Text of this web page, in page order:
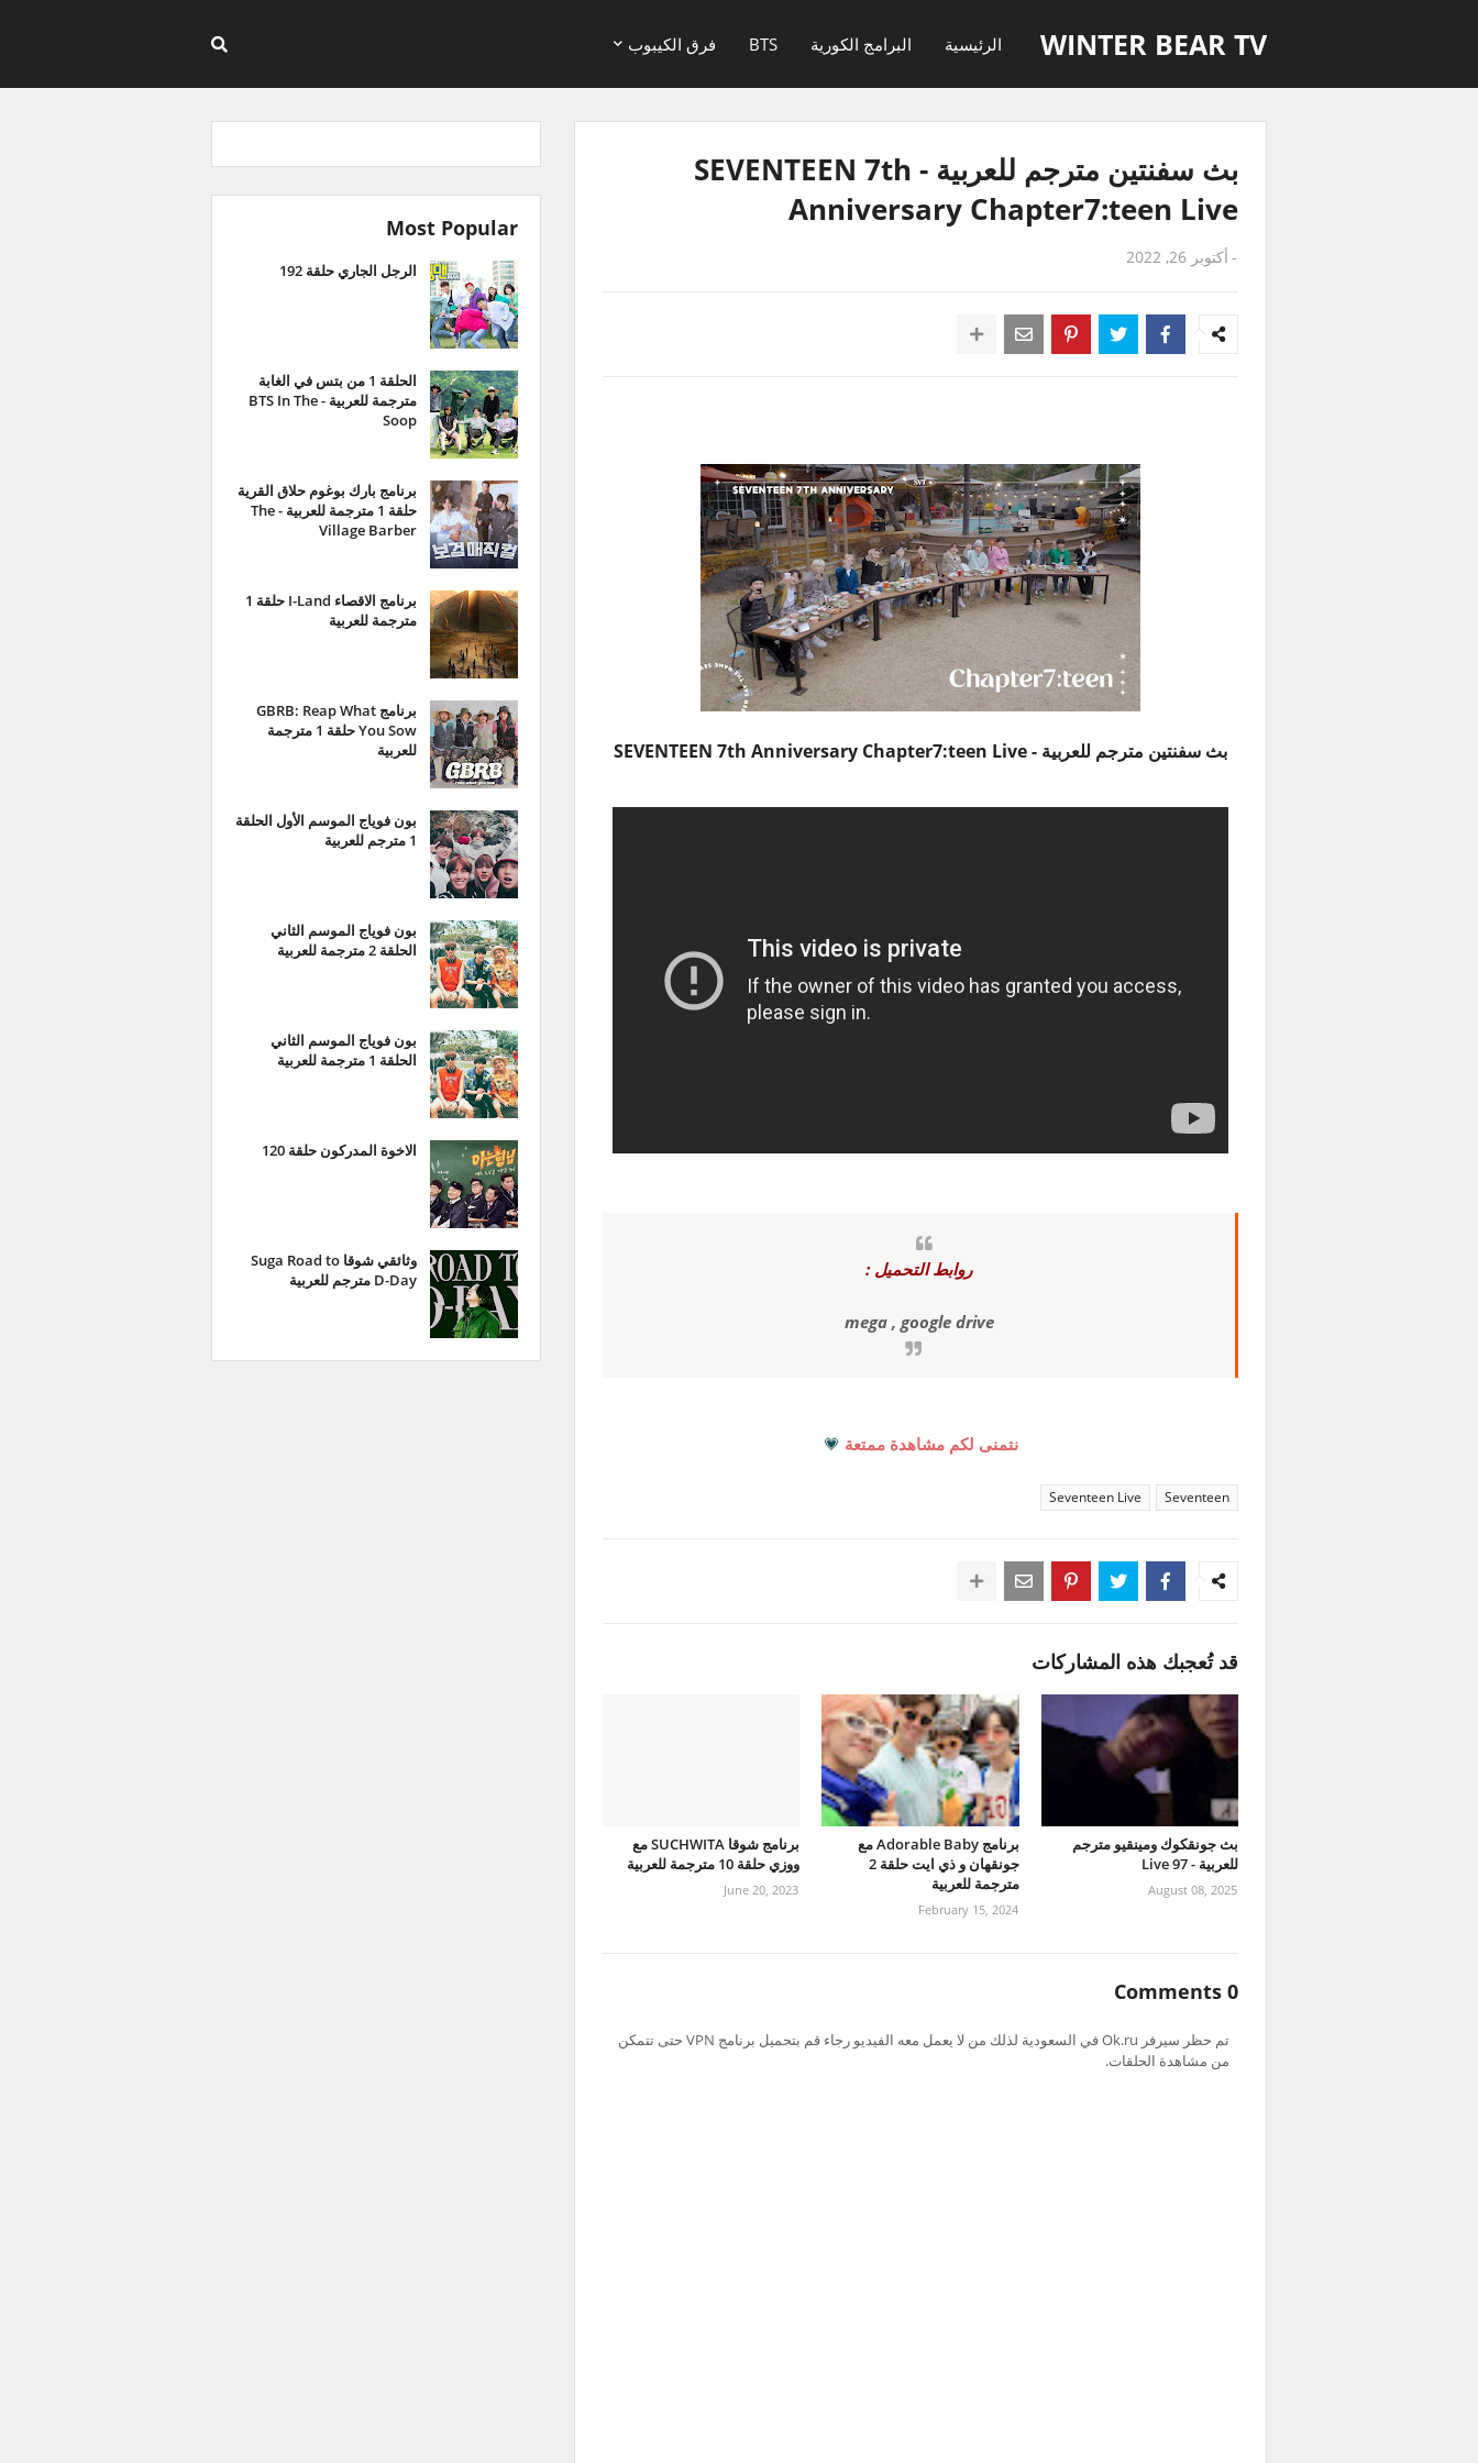
WINTER BEAR TV الرئيسية البرامج الكورية BTS فرق الكيبوب
بث سفنتين مترجم للعربية - SEVENTEEN 7th
Anniversary Chapter7:teen Live
- أكتوبر 26, 2022
بث سفنتين مترجم للعربية - SEVENTEEN 7th Anniversary Chapter7:teen Live
روابط التحميل :
mega , google drive
نتمنى لكم مشاهدة ممتعة 💗
Seventeen
Seventeen Live
قد تُعجبك هذه المشاركات
بث جونقكوك ومينقيو مترجم
للعربية - 97 Live
August 08, 2025
برنامج Adorable Baby مع
جونقهان و ذي ايت حلقة 2
مترجمة للعربية
February 15, 2024
برنامج شوقا SUCHWITA مع
ووزي حلقة 10 مترجمة للعربية
June 20, 2023
0 Comments
تم حظر سيرفر Ok.ru في السعودية لذلك من لا يعمل معه الفيديو رجاء قم بتحميل برنامج VPN حتى تتمكن
من مشاهدة الحلقات.
Most Popular
الرجل الجاري حلقة 192
الحلقة 1 من بتس في الغابة
مترجمة للعربية - BTS In The
Soop
برنامج بارك بوغوم حلاق القرية
حلقة 1 مترجمة للعربية - The
Village Barber
برنامج الاقصاء I-Land حلقة 1
مترجمة للعربية
برنامج GBRB: Reap What
You Sow حلقة 1 مترجمة
للعربية
بون فوياج الموسم الأول الحلقة
1 مترجم للعربية
بون فوياج الموسم الثاني
الحلقة 2 مترجمة للعربية
بون فوياج الموسم الثاني
الحلقة 1 مترجمة للعربية
الاخوة المدركون حلقة 120
وثائقي شوقا Suga Road to
D-Day مترجم للعربية